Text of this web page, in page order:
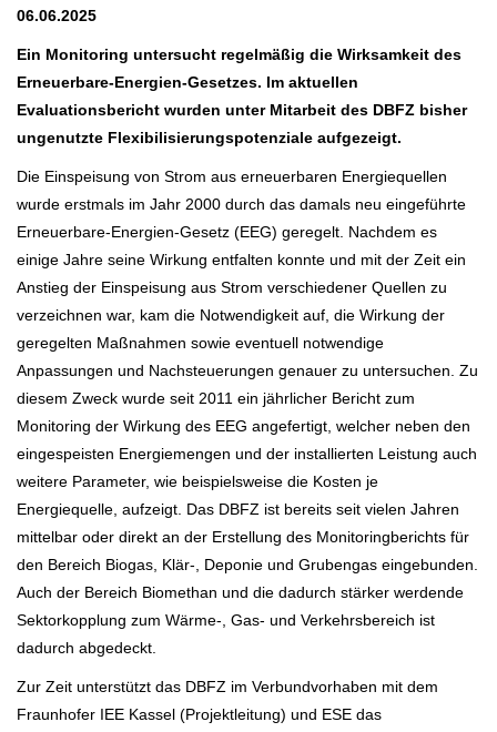
06.06.2025
Ein Monitoring untersucht regelmäßig die Wirksamkeit des
Erneuerbare-Energien-Gesetzes. Im aktuellen
Evaluationsbericht wurden unter Mitarbeit des DBFZ bisher
ungenutzte Flexibilisierungspotenziale aufgezeigt.
Die Einspeisung von Strom aus erneuerbaren Energiequellen
wurde erstmals im Jahr 2000 durch das damals neu eingeführte
Erneuerbare-Energien-Gesetz (EEG) geregelt. Nachdem es
einige Jahre seine Wirkung entfalten konnte und mit der Zeit ein
Anstieg der Einspeisung aus Strom verschiedener Quellen zu
verzeichnen war, kam die Notwendigkeit auf, die Wirkung der
geregelten Maßnahmen sowie eventuell notwendige
Anpassungen und Nachsteuerungen genauer zu untersuchen. Zu
diesem Zweck wurde seit 2011 ein jährlicher Bericht zum
Monitoring der Wirkung des EEG angefertigt, welcher neben den
eingespeisten Energiemengen und der installierten Leistung auch
weitere Parameter, wie beispielsweise die Kosten je
Energiequelle, aufzeigt. Das DBFZ ist bereits seit vielen Jahren
mittelbar oder direkt an der Erstellung des Monitoringberichts für
den Bereich Biogas, Klär-, Deponie und Grubengas eingebunden.
Auch der Bereich Biomethan und die dadurch stärker werdende
Sektorkopplung zum Wärme-, Gas- und Verkehrsbereich ist
dadurch abgedeckt.
Zur Zeit unterstützt das DBFZ im Verbundvorhaben mit dem
Fraunhofer IEE Kassel (Projektleitung) und ESE das